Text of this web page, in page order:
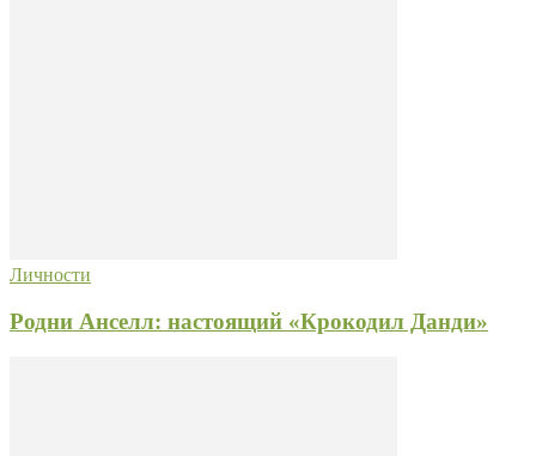
Личности
Родни Анселл: настоящий «Крокодил Данди»